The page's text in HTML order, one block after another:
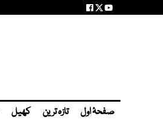
صفحۂ اول تازہ ترین کھیل